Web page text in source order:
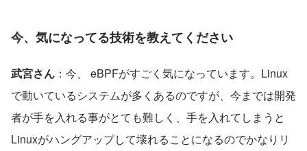
今、気になってる技術を教えてください
武宮さん ：今、 eBPFがすごく気になっています。Linux
で動いているシステムが多くあるのですが、今までは開発
者が手を入れる事がとても難しく、手を入れてしまうと
Linuxがハングアップして壊れることになるのでかなりリ